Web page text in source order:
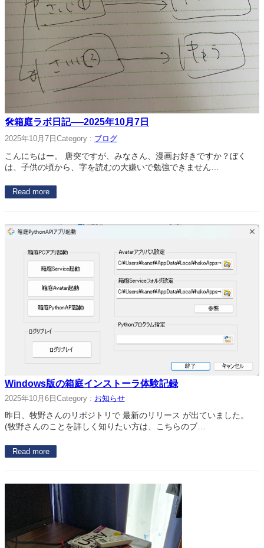
🛠箱庭ラボ日記──2025年10月7日
2025年10月7日 Category : ブログ
こんにちはー。 唐突ですが、みなさん、漫画お好きですか？ぼく
は、子供の頃から、字を読むの大嫌いで勉強できません…
Read more
Windows版の箱庭インストーラ体験記録
2025年10月6日 Category : お知らせ
昨日、牧野さんのリポジトリで 最新のリリース が出ていました。
(牧野さんのことを詳しく知りたい方は、こちらのブ…
Read more